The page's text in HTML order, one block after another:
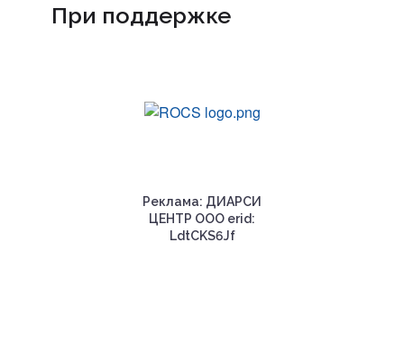
При поддержке
Реклама: ДИАРСИ
ЦЕНТР ООО erid:
LdtCKS6Jf